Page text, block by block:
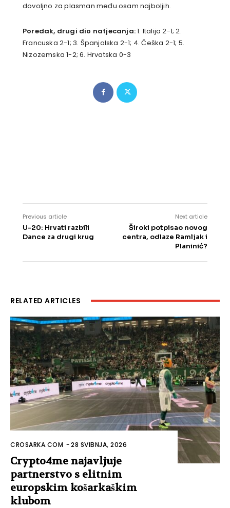
dovoljno za plasman među osam najboljih.
Poredak, drugi dio natjecanja:1. Italija 2-1; 2.
Francuska 2-1; 3. Španjolska 2-1; 4. Češka 2-1; 5.
Nizozemska 1-2; 6. Hrvatska 0-3
Previous article
U-20: Hrvati razbili
Dance za drugi krug
Next article
Široki potpisao novog
centra, odlaze Ramljak i
Planinić?
RELATED ARTICLES
CROSARKA.COM -28 SVIBNJA, 2026
Crypto4me najavljuje
partnerstvo s elitnim
europskim košarkaškim
klubom